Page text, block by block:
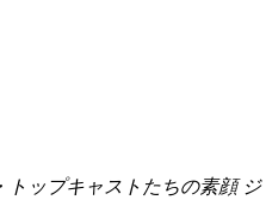
トップキャストたちの素顔 ジ